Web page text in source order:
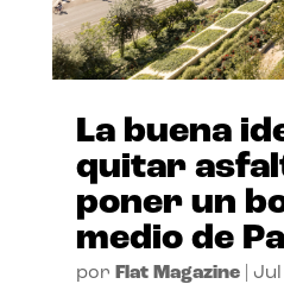
La buena
quitar
poner un
medio de
por Flat Magazine| Jul